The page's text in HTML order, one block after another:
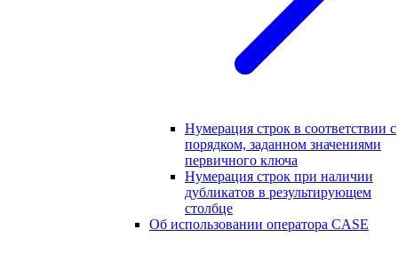
Нумерация строк в соответствии с
порядком, заданном значениями
первичного ключа
Нумерация строк при наличии
дубликатов в результирующем
столбце
Об использовании оператора CASE